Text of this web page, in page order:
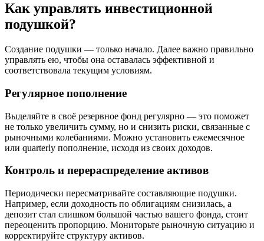
Как управлять инвестиционной
подушкой?
Создание подушки — только начало. Далее важно правильно
управлять ею, чтобы она оставалась эффективной и
соответствовала текущим условиям.
Регулярное пополнение
Выделяйте в своё резервное фонд регулярно — это поможет
не только увеличить сумму, но и снизить риски, связанные с
рыночными колебаниями. Можно установить ежемесячное
или quarterly пополнение, исходя из своих доходов.
Контроль и перераспределение активов
Периодически пересматривайте составляющие подушки.
Например, если доходность по облигациям снизилась, а
депозит стал слишком большой частью вашего фонда, стоит
переоценить пропорцию. Мониторьте рыночную ситуацию и
корректируйте структуру активов.